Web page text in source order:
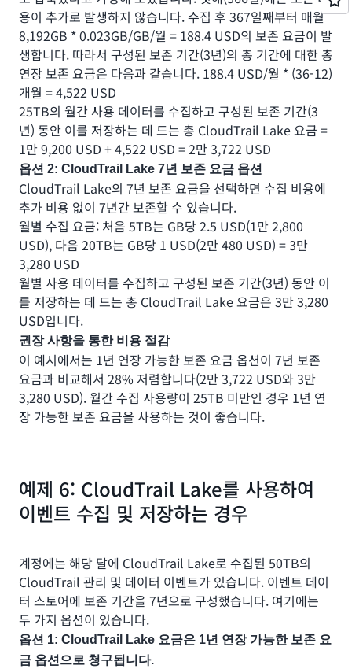
용이 추가로 발생하지 않습니다. 수집 후 367일째부터 매월
8,192GB * 0.023GB/GB/월 = 188.4 USD의 보존 요금이 발
생합니다. 따라서 구성된 보존 기간(3년)의 총 기간에 대한 총
연장 보존 요금은 다음과 같습니다. 188.4 USD/월 * (36-12)
개월 = 4,522 USD
25TB의 월간 사용 데이터를 수집하고 구성된 보존 기간(3
년) 동안 이를 저장하는 데 드는 총 CloudTrail Lake 요금 =
1만 9,200 USD + 4,522 USD = 2만 3,722 USD
옵션 2: CloudTrail Lake 7년 보존 요금 옵션
CloudTrail Lake의 7년 보존 요금을 선택하면 수집 비용에
추가 비용 없이 7년간 보존할 수 있습니다.
월별 수집 요금: 처음 5TB는 GB당 2.5 USD(1만 2,800
USD), 다음 20TB는 GB당 1 USD(2만 480 USD) = 3만
3,280 USD
월별 사용 데이터를 수집하고 구성된 보존 기간(3년) 동안 이
를 저장하는 데 드는 총 CloudTrail Lake 요금은 3만 3,280
USD입니다.
권장 사항을 통한 비용 절감
이 예시에서는 1년 연장 가능한 보존 요금 옵션이 7년 보존
요금과 비교해서 28% 저렴합니다(2만 3,722 USD와 3만
3,280 USD). 월간 수집 사용량이 25TB 미만인 경우 1년 연
장 가능한 보존 요금을 사용하는 것이 좋습니다.
예제 6: CloudTrail Lake를 사용하여
이벤트 수집 및 저장하는 경우
계정에는 해당 달에 CloudTrail Lake로 수집된 50TB의
CloudTrail 관리 및 데이터 이벤트가 있습니다. 이벤트 데이
터 스토어에 보존 기간을 7년으로 구성했습니다. 여기에는
두 가지 옵션이 있습니다.
옵션 1: CloudTrail Lake 요금은 1년 연장 가능한 보존 요
금 옵션으로 청구됩니다.